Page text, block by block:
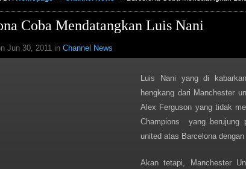
Coba Mendatangkan Luis Nani
Jun 30, 2011 in Channel News
Luis Nani yang di
hengkang dari Manchester
Alex Ferguson yang tidak
Champions yang berujung
united atas Barcelona
Akan tetapi, Manchester